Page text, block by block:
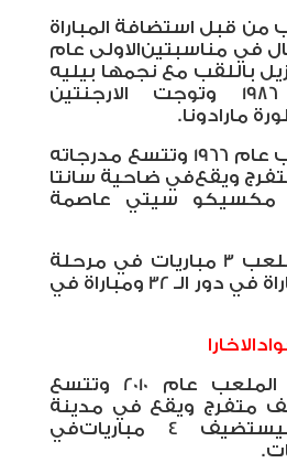
قبل استضافة المباراة
في مناسبتين الاولى عام
باللقب مع نجمها بيليه
والثانية عام 1986 وتوجت الارجنتين
مارادونا.
تم افتتاح الملعب عام 1966 وتتسع مدرجاته
في ضاحية سانتا
مكسيكو سيتي عاصمة
وسيستضيف الملعب 3 مباريات في مرحلة
المجموعات ومباراة في دور الـ 32 ومباراة في
تم افتتاح هذا الملعب عام 2010 وتتسع
لـ 48 الف متفرج ويقع في مدينة
4 مباريات
في